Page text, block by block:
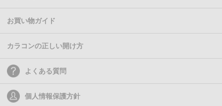
お買い物ガイド
カラコンの正しい開け方
よくある質問
個人情報保護方針